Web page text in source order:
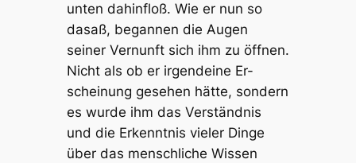
unten dahinfloß. Wie er nun so
dasaß, begannen die Augen
seiner Vernunft sich ihm zu öffnen.
Nicht als ob er irgendeine Er-
scheinung gesehen hätte, sondern
es wurde ihm das Verständnis
und die Erkenntnis vieler Dinge
über das menschliche Wissen